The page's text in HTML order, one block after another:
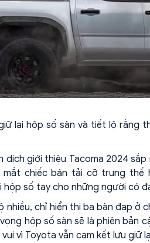
lại hộp số sàn và tiết lộ rằng
dịch giới thiệu Tacoma 2024
chiếc bán tải cỡ trung thế
hộp số tay cho những người có
nhiều, chỉ hiển thị ba bàn đạp ở
hộp số sàn sẽ là phiên bản
vì Toyota vẫn cam kết lưu giữ